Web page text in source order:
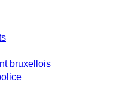
bruxellois